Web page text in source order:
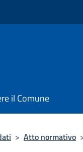
il Comune
> Atto normativo